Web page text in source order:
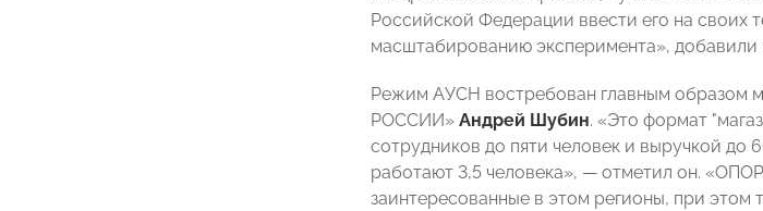
Российской Федерации ввести его на своих
масштабированию эксперимента», добавили
Режим АУСН востребован главным образом
РОССИИ» Андрей Шубин. «Это формат
сотрудников до пяти человек и выручкой до
работают 3,5 человека», — отметил он.
заинтересованные в этом регионы, при